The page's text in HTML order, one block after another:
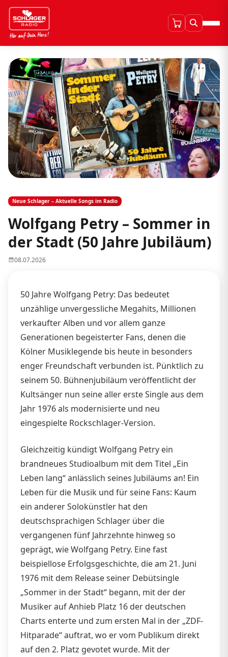
Neue Schlager – Aktuelle Songs im Radio
Wolfgang Petry – Sommer in
der Stadt (50 Jahre Jubiläum)
08.07.2026
50 Jahre Wolfgang Petry: Das bedeutet
unzählige unvergessliche Megahits, Millionen
verkaufter Alben und vor allem ganze
Generationen begeisterter Fans, denen die
Kölner Musiklegende bis heute in besonders
enger Freundschaft verbunden ist. Pünktlich zu
seinem 50. Bühnenjubiläum veröffentlicht der
Kultsänger nun seine aller erste Single aus dem
Jahr 1976 als modernisierte und neu
eingespielte Rockschlager-Version.
Gleichzeitig kündigt Wolfgang Petry ein
brandneues Studioalbum mit dem Titel „Ein
Leben lang“ anlässlich seines Jubiläums an! Ein
Leben für die Musik und für seine Fans: Kaum
ein anderer Solokünstler hat den
deutschsprachigen Schlager über die
vergangenen fünf Jahrzehnte hinweg so
geprägt, wie Wolfgang Petry. Eine fast
beispiellose Erfolgsgeschichte, die am 21. Juni
1976 mit dem Release seiner Debütsingle
„Sommer in der Stadt“ begann, mit der der
Musiker auf Anhieb Platz 16 der deutschen
Charts enterte und zum ersten Mal in der „ZDF-
Hitparade“ auftrat, wo er vom Publikum direkt
auf den 2. Platz gevotet wurde. Mit der